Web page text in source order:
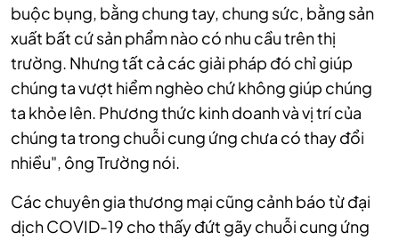
buộc bụng, bằng chung tay, chung sức, bằng sản
xuất bất cứ sản phẩm nào có nhu cầu trên thị
trường. Nhưng tất cả các giải pháp đó chỉ giúp
chúng ta vượt hiểm nghèo chứ không giúp chúng
ta khỏe lên. Phương thức kinh doanh và vị trí của
chúng ta trong chuỗi cung ứng chưa có thay đổi
nhiều", ông Trường nói.
Các chuyên gia thương mại cũng cảnh báo từ đại
dịch COVID-19 cho thấy đứt gãy chuỗi cung ứng